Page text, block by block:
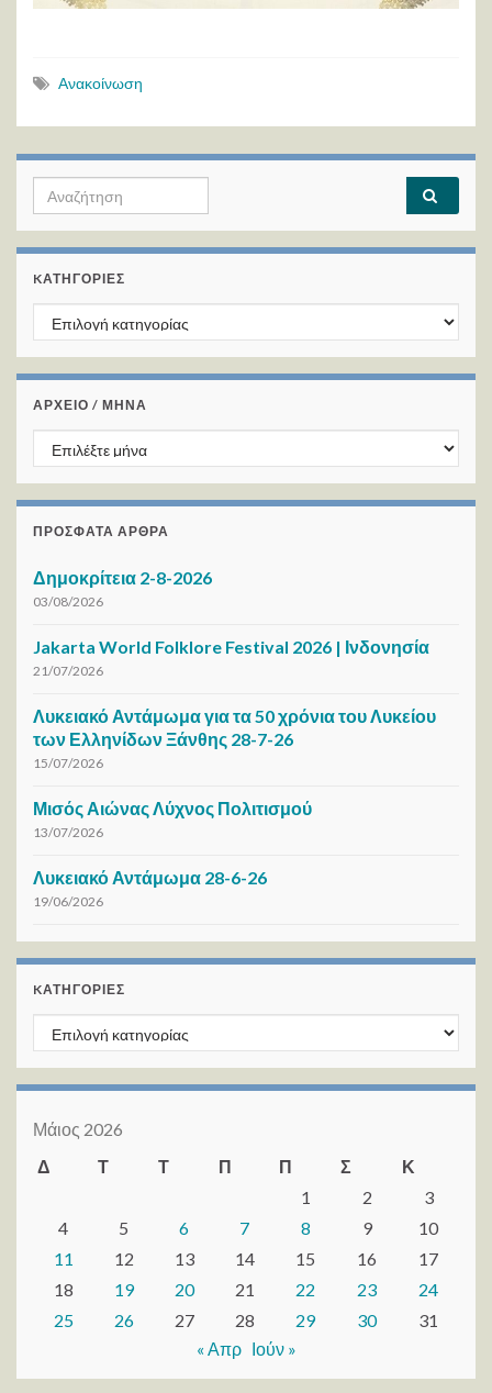
Ανακοίνωση
Search for:
KΑΤΗΓΟΡΊΕΣ
Kατηγορίες
ΑΡΧΕΙΟ / ΜΗΝΑ
ΑΡΧΕΙΟ / ΜΗΝΑ
ΠΡΌΣΦΑΤΑ ΆΡΘΡΑ
Δημοκρίτεια 2-8-2026
03/08/2026
Jakarta World Folklore Festival 2026 | Ινδονησία
21/07/2026
Λυκειακό Αντάμωμα για τα 50 χρόνια του Λυκείου
των Ελληνίδων Ξάνθης 28-7-26
15/07/2026
Μισός Αιώνας Λύχνος Πολιτισμού
13/07/2026
Λυκειακό Αντάμωμα 28-6-26
19/06/2026
KΑΤΗΓΟΡΊΕΣ
Kατηγορίες
Μάιος 2026
Δ
Τ Τ Π Π Σ
Κ
1
2
3
4
5 6 7 8 9
10
11
12 13 14 15 16
17
18
19 20 21 22 23
24
25
26 27 28 29 30
31
« Απρ Ιούν »